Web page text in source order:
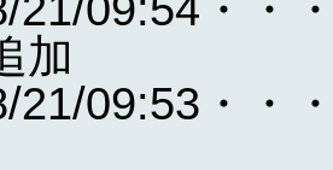
加
21/09:53・・